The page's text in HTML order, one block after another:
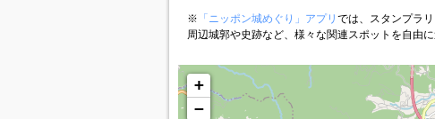
※ 「ニッポン城めぐり」アプリ では、スタンプラ
周辺城郭や史跡など、様々な関連スポットを自由に
+
−